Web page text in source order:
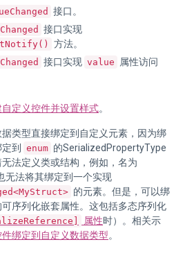
接口。
接口实现
方法。
接口实现 value
属性访问
自定义控件并设置样式。
据类型直接绑定到自定义元素，因为绑
到
enum 的SerializedPropertyType
法定义类或结构，例如，名为
无法将其绑定到一个实现
的元素。但是，可以绑
序列化嵌套属性。这包括多态序列化
属性时）。相关示
绑定到自定义数据类型。